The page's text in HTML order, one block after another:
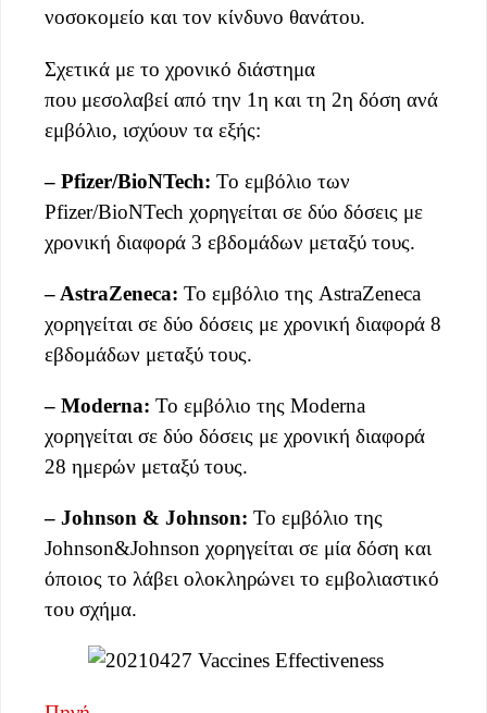
νοσοκομείο και τον κίνδυνο θανάτου.
Σχετικά με το χρονικό διάστημα
που μεσολαβεί από την 1η και τη 2η δόση ανά
εμβόλιο, ισχύουν τα εξής:
– Pfizer/BioNTech: Το εμβόλιο των
Pfizer/BioNTech χορηγείται σε δύο δόσεις με
χρονική διαφορά 3 εβδομάδων μεταξύ τους.
– AstraZeneca: Το εμβόλιο της AstraZeneca
χορηγείται σε δύο δόσεις με χρονική διαφορά 8
εβδομάδων μεταξύ τους.
– Moderna: Το εμβόλιο της Moderna
χορηγείται σε δύο δόσεις με χρονική διαφορά
28 ημερών μεταξύ τους.
– Johnson & Johnson: Το εμβόλιο της
Johnson&Johnson χορηγείται σε μία δόση και
όποιος το λάβει ολοκληρώνει το εμβολιαστικό
του σχήμα.